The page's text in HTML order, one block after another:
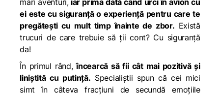
mari aventuri,iar prima dată când urci în avion cu
ei este cu siguranță o experiență pentru care te
pregătești cu mult timp înainte de zbor. Există
trucuri de care trebuie să ții cont? Cu siguranță
da!
În primul rând,încearcă să fii cât mai pozitivă și
liniștită cu putință. Specialiștii spun că cei mici
simt în câteva fracțiuni de secundă emoțiile